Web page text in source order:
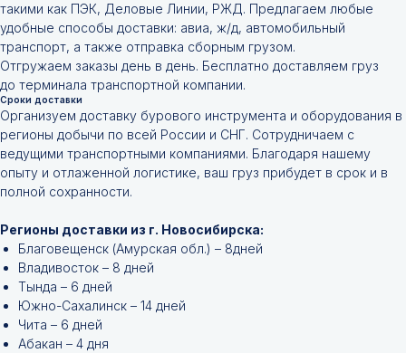
такими как ПЭК, Деловые Линии, РЖД. Предлагаем любые
удобные способы доставки: авиа, ж/д, автомобильный
транспорт, а также отправка сборным грузом.
Отгружаем заказы день в день. Бесплатно доставляем груз
до терминала транспортной компании.
Сроки доставки
Организуем доставку бурового инструмента и оборудования в
регионы добычи по всей России и СНГ. Сотрудничаем с
ведущими транспортными компаниями. Благодаря нашему
опыту и отлаженной логистике, ваш груз прибудет в срок и в
полной сохранности.
Регионы доставки из г. Новосибирска:
Благовещенск (Амурская обл.) – 8дней
Владивосток – 8 дней
Тында – 6 дней
Южно-Сахалинск – 14 дней
Чита – 6 дней
Абакан – 4 дня